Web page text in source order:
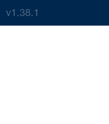
v1.38.1